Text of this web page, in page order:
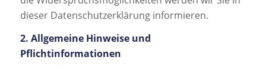
dieser Datenschutzerklärung informieren.
2. Allgemeine Hinweise und
Pflichtinformationen